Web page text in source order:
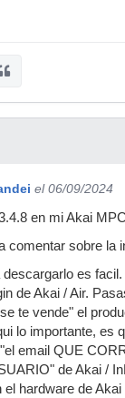
el 06/09/2024
en mi Akai
comentar sobre la
descargarlo es
de Akai / Air.
te vende" el
lo importante, es
email QUE
de Akai /
el hardware de